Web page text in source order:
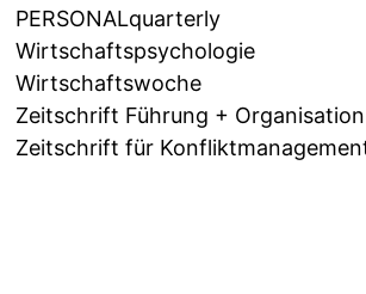
PERSONALquarterly
Wirtschaftspsychologie
Wirtschaftswoche
Zeitschrift Führung + Organisation
Zeitschrift für